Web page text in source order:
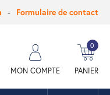
Formulaire de contact
MON COMPTE PANIER
0